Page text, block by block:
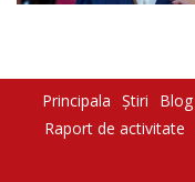
Principala Știri Blog
Raport de activitate